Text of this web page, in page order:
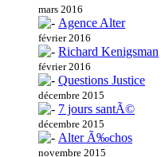
mars 2016
Agence Alter
février 2016
Richard Kenigsman
février 2016
Questions Justice
décembre 2015
7 jours santÃ©
décembre 2015
Alter Ã‰chos
novembre 2015